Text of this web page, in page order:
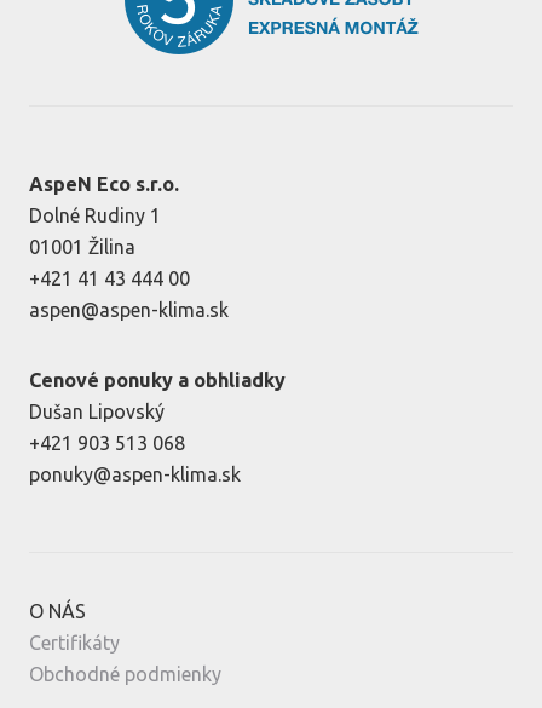
AspeN Eco s.r.o.
Dolné Rudiny 1
01001 Žilina
+421 41 43 444 00
aspen@aspen-klima.sk
Cenové ponuky a obhliadky
Dušan Lipovský
+421 903 513 068
ponuky@aspen-klima.sk
O NÁS
Certifikáty
Obchodné podmienky